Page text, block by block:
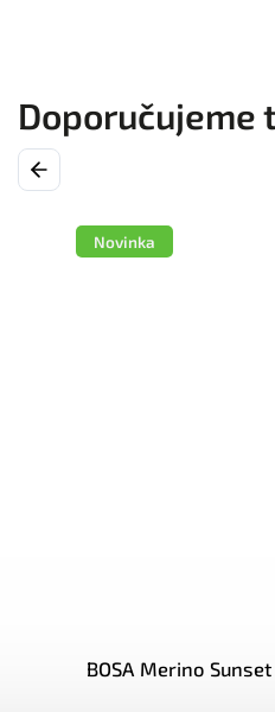
Previous
BOSA Camper